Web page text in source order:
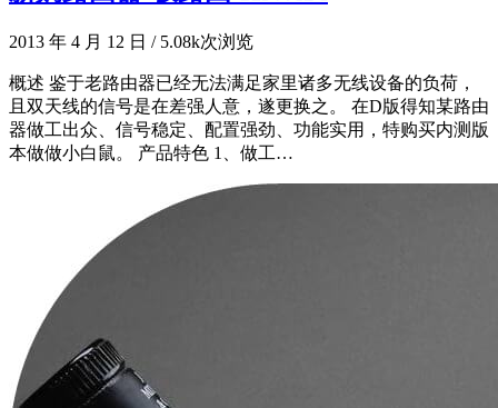
2013 年 4 月 12 日 /5.08k次浏览
概述 鉴于老路由器已经无法满足家里诸多无线设备的负荷，
且双天线的信号是在差强人意，遂更换之。 在D版得知某路由
器做工出众、信号稳定、配置强劲、功能实用，特购买内测版
本做做小白鼠。 产品特色 1、做工…